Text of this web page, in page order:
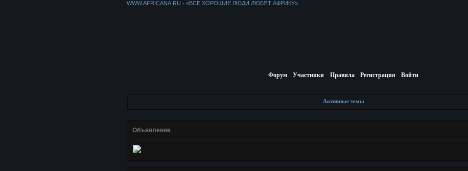
WWW.AFRICANA.RU - «ВСЕ ХОРОШИЕ ЛЮДИ ЛЮБЯТ АФРИКУ»
Форум Участники Правила Регистрация Войти
Активные темы
Объявление